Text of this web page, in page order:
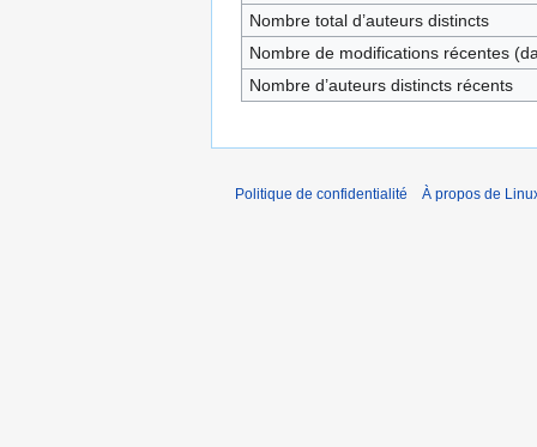
Nombre total d’auteurs distincts
Nombre de modifications récentes
Nombre d’auteurs distincts récents
Politique de confidentialité À propos de